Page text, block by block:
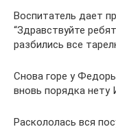
Воспитатель дает
“Здравствуйте
разбились все
Снова горе у
вновь порядка нету
Раскололась вся